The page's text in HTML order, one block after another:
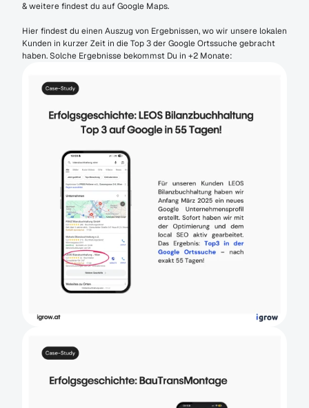
& weitere findest du auf Google Maps.
Hier findest du einen Auszug von Ergebnissen, wo wir unsere lokalen
Kunden in kurzer Zeit in die Top 3 der Google Ortssuche gebracht
haben. Solche Ergebnisse bekommst Du in +2 Monate: